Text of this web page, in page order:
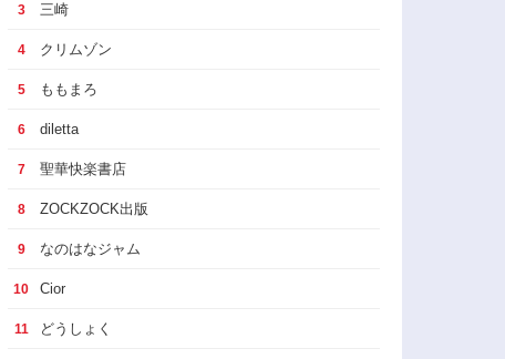
3 三崎
4 クリムゾン
5 ももまろ
6 diletta
7 聖華快楽書店
8 ZOCKZOCK出版
9 なのはなジャム
10 Cior
11 どうしょく